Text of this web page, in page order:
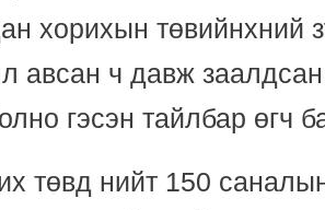
хорихын төвийнхний
авсан ч давж
гэсэн тайлбар өгч
төвд нийт 150